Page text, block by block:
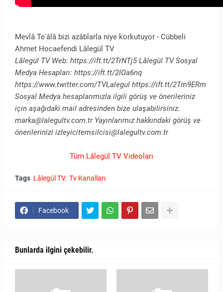
Mevlâ Te'âlâ bizi azâblarla niye korkutuyor - Cübbeli
Ahmet Hocaefendi Lâlegül TV
Lâlegül TV Web: https://ift.tt/2TrNTj5 Lâlegül TV Sosyal
Medya Hesapları: https://ift.tt/2IOa6nq
https://www.twitter.com/TVLalegul https://ift.tt/2Tm9ERm
Sosyal Medya hesaplarımızla ilgili görüş ve önerileriniz
için aşağıdaki mail adresinden bize ulaşabilirsiniz.
marka@lalegultv.com.tr Yayınlarımız hakkındaki görüş ve
önerilerinizi izleyicitemsilcisi@lalegultv.com.tr
Tüm Lâlegül TV Videoları
Tags Lâlegül TV Tv Kanalları
Facebook
Bunlarda ilgini çekebilir.